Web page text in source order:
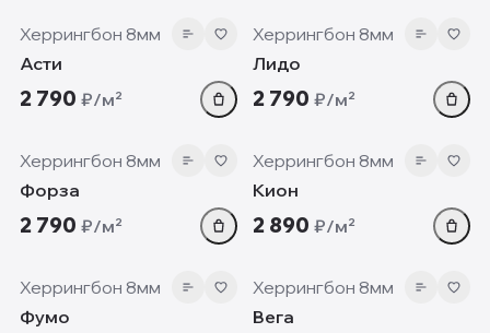
Херрингбон 8мм
Асти
2 790 ₽/м²
Херрингбон 8мм
Лидо
2 790 ₽/м²
8 мм
Херрингбон 8мм
Форза
2 790 ₽/м²
8 мм
Херрингбон 8мм
Кион
2 890 ₽/м²
8 мм
Херрингбон 8мм
Фумо
8 мм
Херрингбон 8мм
Вега